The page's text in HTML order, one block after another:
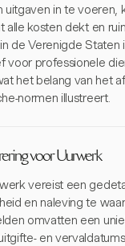
uitgaven in te voeren,
alle kosten dekt en
de Verenigde Staten
voor professionele
het belang van het
normen illustreert.
voor Uurwerk
vereist een
en naleving te
omvatten een
en